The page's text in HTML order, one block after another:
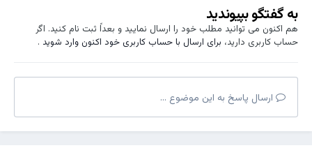
به گفتگو بپیوندید
هم اکنون می توانید مطلب خود را ارسال نمایید و بعداً ثبت نام کنید. اگر
حساب کاربری دارید، برای ارسال با حساب کاربری خود اکنون وارد شوید.
ارسال پاسخ به این موضوع ...